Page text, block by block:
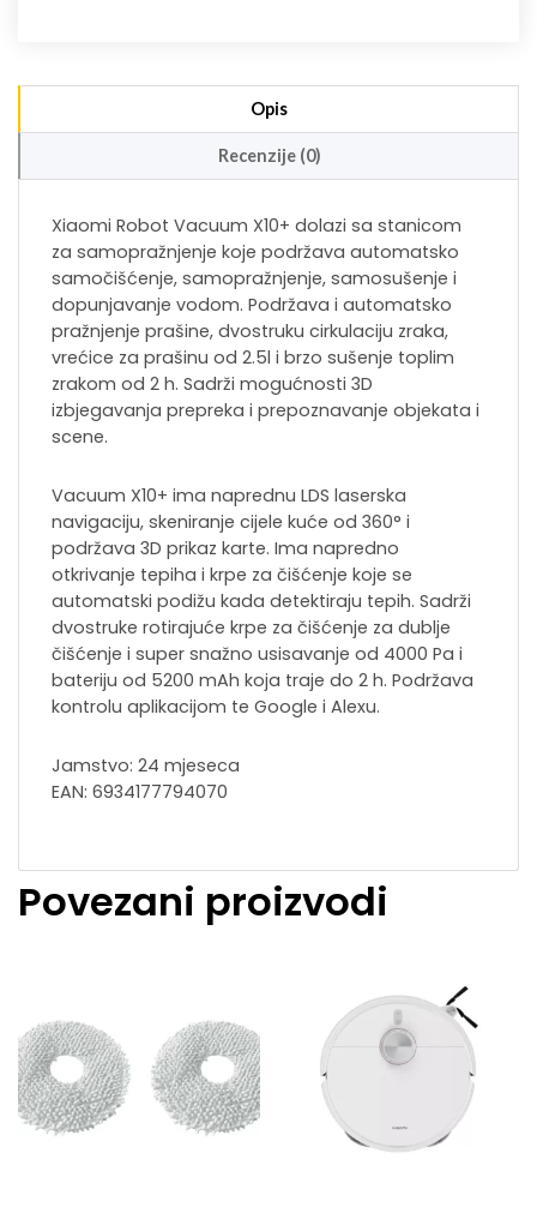
Opis
Recenzije (0)
Xiaomi Robot Vacuum X10+ dolazi sa stanicom
za samopražnjenje koje podržava automatsko
samočišćenje, samopražnjenje, samosušenje i
dopunjavanje vodom. Podržava i automatsko
pražnjenje prašine, dvostruku cirkulaciju zraka,
vrećice za prašinu od 2.5l i brzo sušenje toplim
zrakom od 2 h. Sadrži mogućnosti 3D
izbjegavanja prepreka i prepoznavanje objekata i
scene.
Vacuum X10+ ima naprednu LDS laserska
navigaciju, skeniranje cijele kuće od 360° i
podržava 3D prikaz karte. Ima napredno
otkrivanje tepiha i krpe za čišćenje koje se
automatski podižu kada detektiraju tepih. Sadrži
dvostruke rotirajuće krpe za čišćenje za dublje
čišćenje i super snažno usisavanje od 4000 Pa i
bateriju od 5200 mAh koja traje do 2 h. Podržava
kontrolu aplikacijom te Google i Alexu.
Jamstvo: 24 mjeseca
EAN: 6934177794070
Povezani proizvodi